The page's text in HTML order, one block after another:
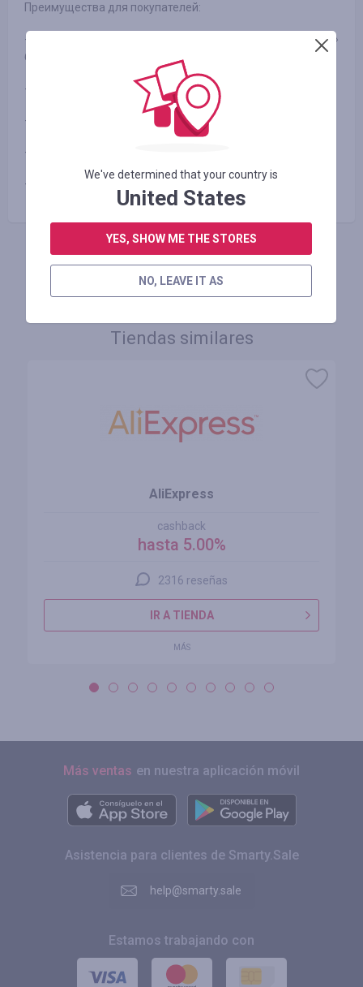
Преимущества для покупателей:
- качественные электронные устройства и «умная»
бытовая техника;
- самый широкий выбор товаров Xiaomi;
- самые низкие цены;
- вся продукция сертифицирована;
- trade-in на телефоны Xiaomi.
INICIE SESIÓN PARA DEJAR UNA RESEÑA
Tiendas similares
AliExpress
cashback
hasta 5.00%
2316 reseñas
IR A TIENDA
MÁS
Más ventas en nuestra aplicación móvil
Asistencia para clientes de Smarty.Sale
help@smarty.sale
Estamos trabajando con
We've determined that your country is
United States
YES, SHOW ME THE STORES
NO, LEAVE IT AS